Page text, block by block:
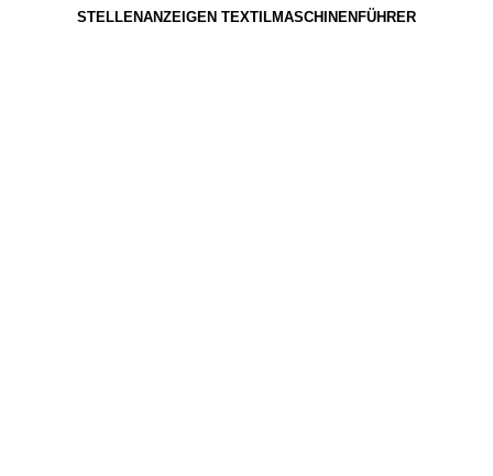
STELLENANZEIGEN TEXTILMASCHINENFÜHRER